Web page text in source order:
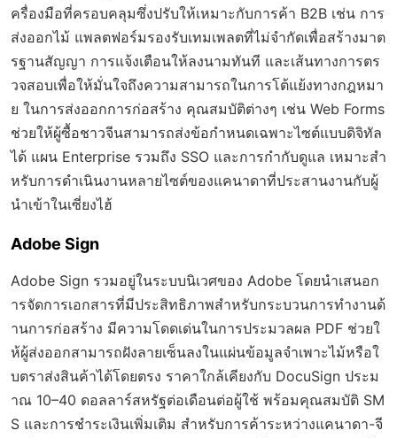
ครื่องมือที่ครอบคลุมซึ่งปรับให้เหมาะกับการค้า B2B เช่น การ
ส่งออกไม้ แพลตฟอร์มรองรับเทมเพลตที่ไม่จำกัดเพื่อสร้างมาต
รฐานสัญญา การแจ้งเตือนให้ลงนามทันที และเส้นทางการตร
วจสอบเพื่อให้มั่นใจถึงความสามารถในการโต้แย้งทางกฎหมา
ย ในการส่งออกการก่อสร้าง คุณสมบัติต่างๆ เช่น Web Forms
ช่วยให้ผู้ซื้อชาวจีนสามารถส่งข้อกำหนดเฉพาะไซต์แบบดิจิทัล
ได้ แผน Enterprise รวมถึง SSO และการกำกับดูแล เหมาะสำ
หรับการดำเนินงานหลายไซต์ของแคนาดาที่ประสานงานกับผู้
นำเข้าในเซี่ยงไฮ้
Adobe Sign
Adobe Sign รวมอยู่ในระบบนิเวศของ Adobe โดยนำเสนอก
ารจัดการเอกสารที่มีประสิทธิภาพสำหรับกระบวนการทำงานด้
านการก่อสร้าง มีความโดดเด่นในการประมวลผล PDF ช่วยใ
ห้ผู้ส่งออกสามารถฝังลายเซ็นลงในแผ่นข้อมูลจำเพาะไม้หรือใ
บตราส่งสินค้าได้โดยตรง ราคาใกล้เคียงกับ DocuSign ประม
าณ 10–40 ดอลลาร์สหรัฐต่อเดือนต่อผู้ใช้ พร้อมคุณสมบัติ SM
S และการชำระเงินเพิ่มเติม สำหรับการค้าระหว่างแคนาดา-จี